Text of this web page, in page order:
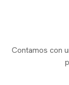
Contamos con